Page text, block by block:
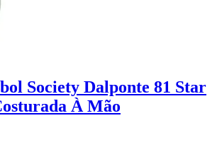
Society Dalponte 81 Star
À Mão